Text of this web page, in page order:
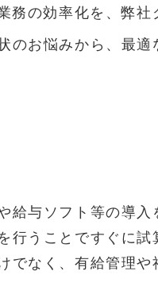
務の効率化を、弊
のお悩みから、最適
給与ソフト等の導
行うことですぐに
でなく、有給管理や